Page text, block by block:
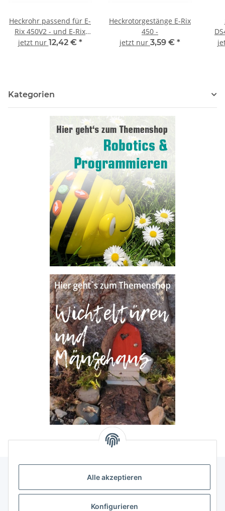
Alle akzeptieren
Konfigurieren
Heckrohr passend für E-
Rix 450V2 - und E-Rix
450
jetzt nur 12,42 € *
Heckrotorgestänge E-Rix
450 -
jetzt nur 3,59 € *
Kategorien
Allgemeine Informationen